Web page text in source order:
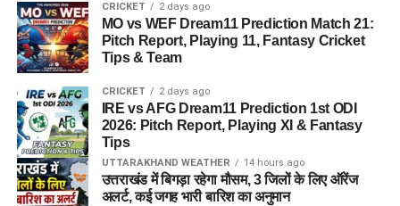
CRICKET 2 days ago
MO vs WEF Dream11 Prediction Match 21:
Pitch Report, Playing 11, Fantasy Cricket
Tips & Team
CRICKET 2 days ago
IRE vs AFG Dream11 Prediction 1st ODI
2026: Pitch Report, Playing XI & Fantasy
Tips
UTTARAKHAND WEATHER 14 hours ago
उत्तराखंड में बिगड़ा रहेगा मौसम, 3 जिलों के लिए ऑरेंज
अलर्ट, कई जगह भारी बारिश का अनुमान